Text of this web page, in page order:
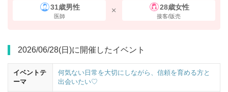
31歳男性
医師
28歳女性
接客/販売
2026/06/28(日)に開催したイベント
イベントテ
ーマ
何気ない日常を大切にしながら、信頼を育める方と
出会いたい♡